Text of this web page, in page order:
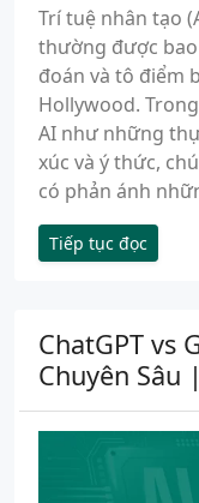
Trí tuệ nhân tạo
thường được
đoán và tô điểm
Hollywood.
AI như những
xúc và ý thức,
có phản ánh
Tiếp tục đọc
ChatGPT vs
Chuyên